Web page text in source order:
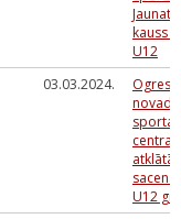
kauss
U12
03.03.2024.
Ogres
novada
sporta
centra
atklātās
U12